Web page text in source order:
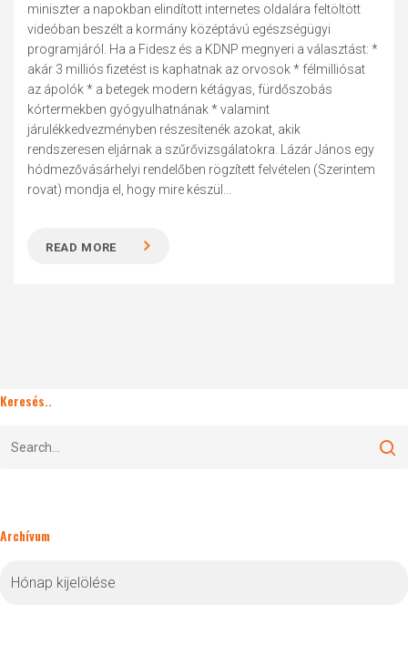
miniszter a napokban elindított internetes oldalára feltöltött
videóban beszélt a kormány középtávú egészségügyi
programjáról. Ha a Fidesz és a KDNP megnyeri a választást: *
akár 3 milliós fizetést is kaphatnak az orvosok * félmilliósat
az ápolók * a betegek modern kétágyas, fürdőszobás
kórtermekben gyógyulhatnának * valamint
járulékkedvezményben részesítenék azokat, akik
rendszeresen eljárnak a szűrővizsgálatokra. Lázár János egy
hódmezővásárhelyi rendelőben rögzített felvételen (Szerintem
rovat) mondja el, hogy mire készül...
READ MORE
Keresés..
Archívum